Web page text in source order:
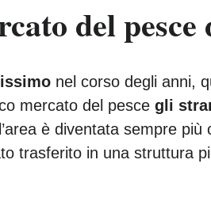
del pesce
nel corso degli anni,
mercato del pesce gli
è diventata sempre
trasferito in una struttura